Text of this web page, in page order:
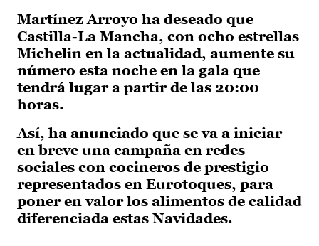
Martínez Arroyo ha deseado que
Castilla-La Mancha, con ocho estrellas
Michelin en la actualidad, aumente su
número esta noche en la gala que
tendrá lugar a partir de las 20:00
horas.
Así, ha anunciado que se va a iniciar
en breve una campaña en redes
sociales con cocineros de prestigio
representados en Eurotoques, para
poner en valor los alimentos de calidad
diferenciada estas Navidades.